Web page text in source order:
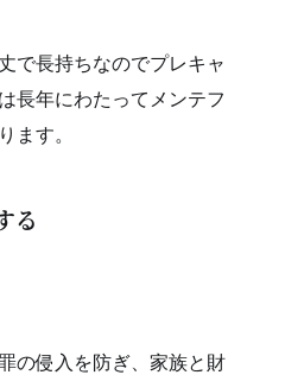
で長持ちなのでプレキャ
長年にわたってメンテフ
ます。
る
の侵入を防ぎ、家族と財